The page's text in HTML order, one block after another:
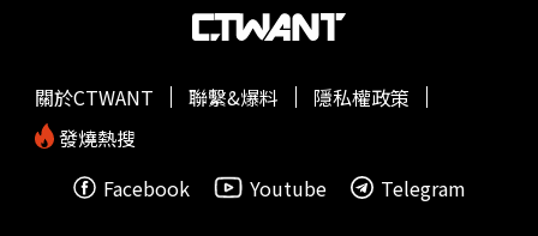
鄉馬興村的許男一家，曾是低收入戶，許母在丈夫因口腔癌
病逝後，憑一己之力租屋與拉拔4個小孩長大，日前也才因
葬費的多重打擊。村長今天前來致哀時，除表示會提供協
助，也希望外界伸出援手。
關於CTWANT 聯繫&爆料
隱私權政策
發燒熱搜
Facebook
Youtube Telegram